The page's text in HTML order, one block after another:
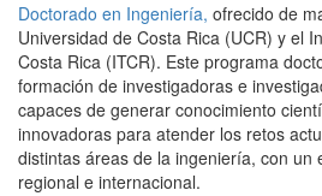
Doctorado en Ingeniería, ofrecido de
Universidad de Costa Rica (UCR) y el
Costa Rica (ITCR). Este programa
formación de investigadoras e
capaces de generar conocimiento
innovadoras para atender los retos
distintas áreas de la ingeniería, con un
regional e internacional.